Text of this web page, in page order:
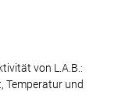
von L.A.B.:
Temperatur und